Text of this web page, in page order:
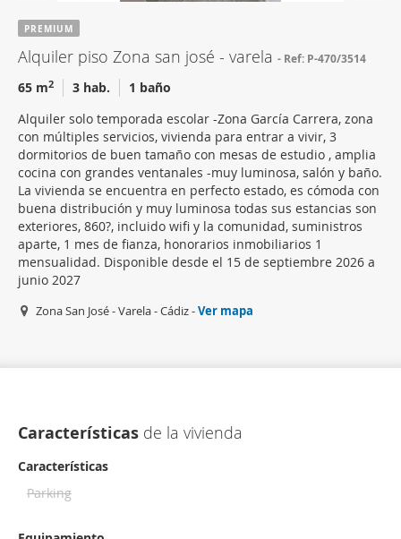
PREMIUM
Alquiler piso Zona san josé - varela Ref: P-470/3514
65 m2 3 hab.
1 baño
Alquiler solo temporada escolar -Zona García Carrera, zona
con múltiples servicios, vivienda para entrar a vivir, 3
dormitorios de buen tamaño con mesas de estudio , amplia
cocina con grandes ventanales -muy luminosa, salón y baño.
La vivienda se encuentra en perfecto estado, es cómoda con
buena distribución y muy luminosa todas sus estancias son
exteriores, 860?, incluido wifi y la comunidad, suministros
aparte, 1 mes de fianza, honorarios inmobiliarios 1
mensualidad. Disponible desde el 15 de septiembre 2026 a
junio 2027
Zona San José - Varela - Cádiz -Ver mapa
Características de la vivienda
Características
Parking